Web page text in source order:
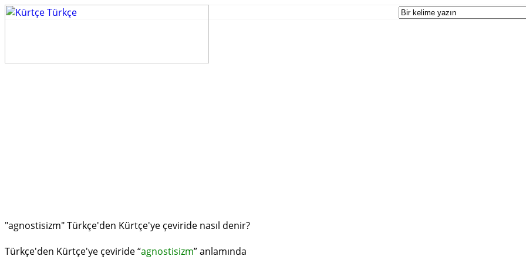
"agnostisizm" Türkçe'den Kürtçe'ye çeviride nasıl denir?
Türkçe'den Kürtçe'ye çeviride “agnostisizm” anlamında